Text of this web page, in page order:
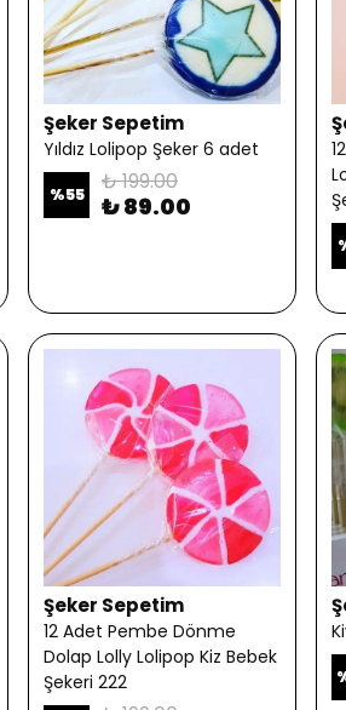
Şeker Sepetim
Yıldız Lolipop Şeker 6 adet
%55 ₺ 199.00
₺ 89.00
Şeker Sepetim
12 Adet Pembe Dönme
Dolap Lolly Lolipop Kiz Bebek
Şekeri 222